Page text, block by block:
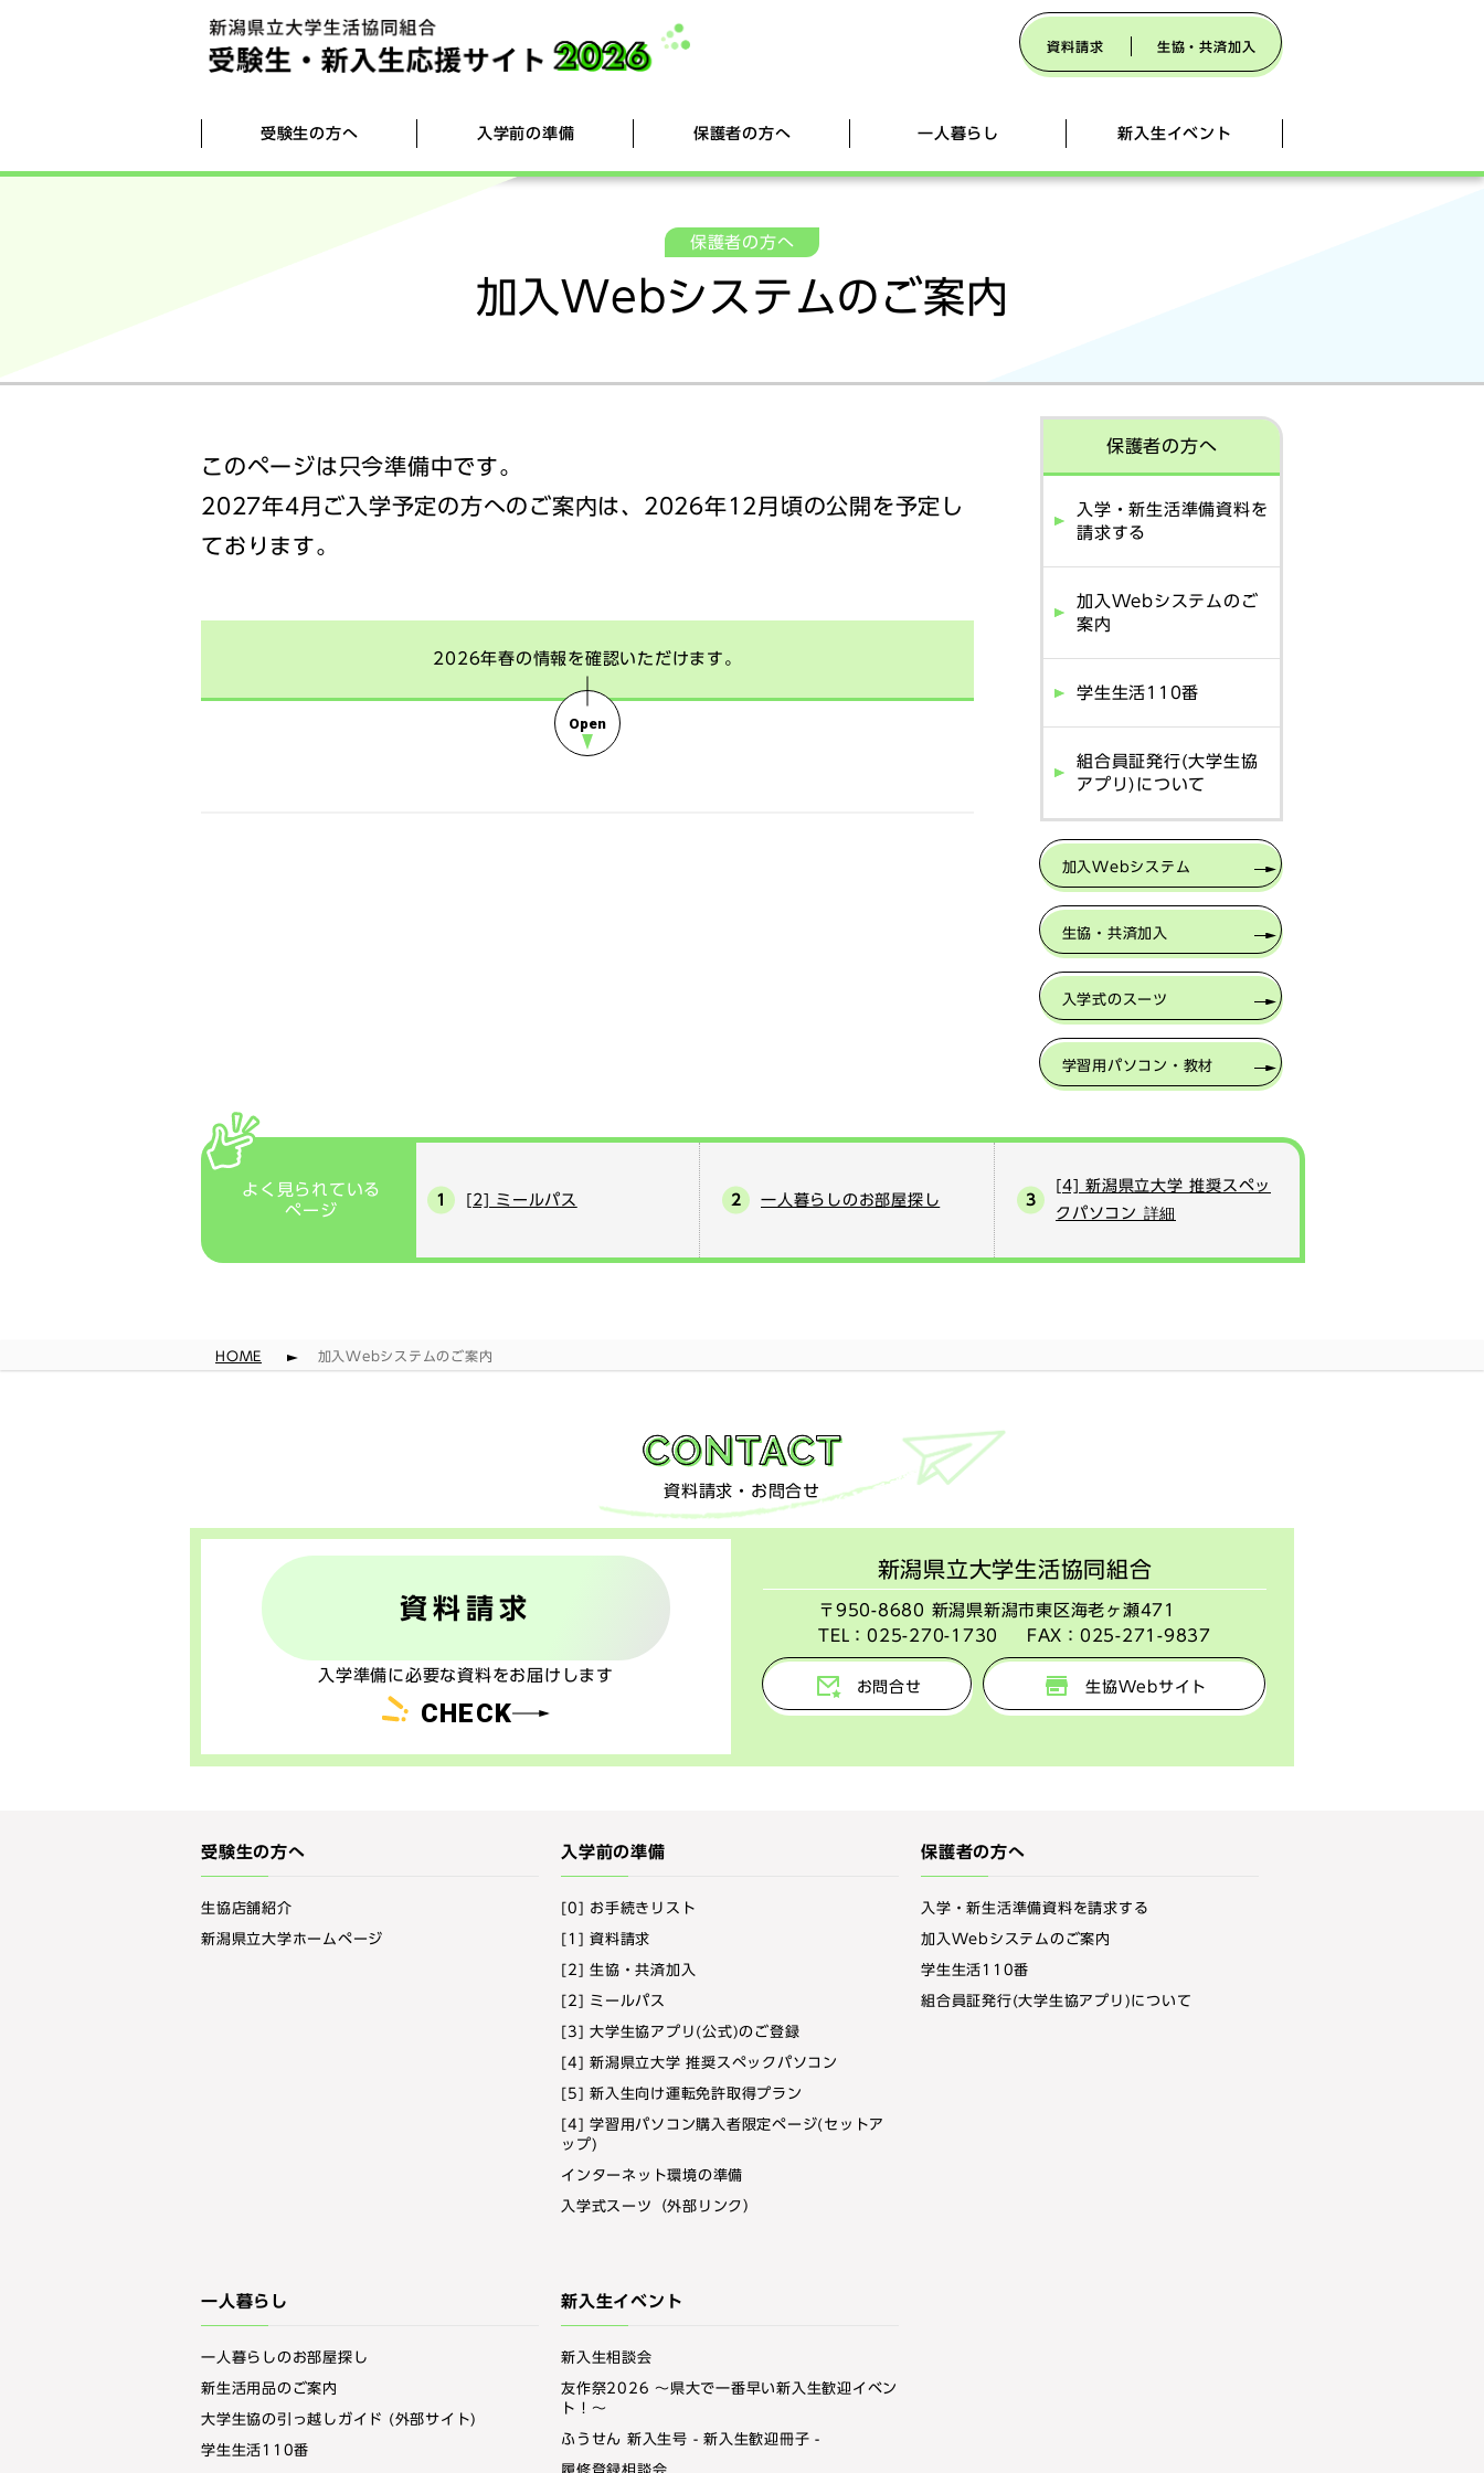
資料請求 生協・共済加入
受験生の方へ
新潟県立大学ホームページ
入学前の準備
[1] 資料請求 [2] 生協・共済加入
[4] 学習用パソコン購入者限定ページ(セット
入学式スーツ（外部リンク）
保護者の方へ
加入Webシステムのご案内 学生生活110番
一人暮らし
新生活用品のご案内 大学生協の引っ越しガイド (外部サイト)
新入生イベント
友作祭2026 ～県大で一番早い新入生歓迎イベ
ント！～
ふうせん 新入生号 - 新入生歓迎冊子 -
保護者の方へ
加入Webシステムのご案内
このページは只今準備中です。
2027年4月ご入学予定の方へのご案内は、2026年12月頃の公開を予定し
ております。
2026年春の情報を確認いただけます。
保護者の方へ
入学・新生活準備資料を
請求する
加入Webシステムのご
案内
学生生活110番
組合員証発行(大学生協
アプリ)について
加入Webシステム
生協・共済加入
入学式のスーツ
学習用パソコン・教材
よく見られている
ページ
[2] ミールパス 一人暮らしのお部屋探し
[4] 新潟県立大学 推奨スペッ
クパソコン 詳細
HOME 加入Webシステムのご案内
資料請求・お問合せ
資料請求
入学準備に必要な資料をお届けします
CHECK
新潟県立大学生活協同組合
〒950-8680 新潟県新潟市東区海老ヶ瀬471
TEL： 025-270-1730 FAX： 025-271-9837
お問合せ 生協Webサイト
受験生の方へ
生協店舗紹介
新潟県立大学ホームページ
入学前の準備
[0] お手続きリスト
[1] 資料請求
[2] 生協・共済加入
[2] ミールパス
[3] 大学生協アプリ(公式)のご登録
[4] 新潟県立大学 推奨スペックパソコン
[5] 新入生向け運転免許取得プラン
[4] 学習用パソコン購入者限定ページ(セットア
ップ)
インターネット環境の準備
入学式スーツ（外部リンク）
保護者の方へ
入学・新生活準備資料を請求する
加入Webシステムのご案内
学生生活110番
組合員証発行(大学生協アプリ)について
一人暮らし
一人暮らしのお部屋探し
新生活用品のご案内
大学生協の引っ越しガイド (外部サイト)
学生生活110番
新入生イベント
新入生相談会
友作祭2026 ～県大で一番早い新入生歓迎イベン
ト！～
ふうせん 新入生号 - 新入生歓迎冊子 -